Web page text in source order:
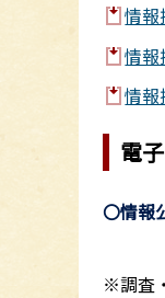
情報
情報
情報
電
〇情報
※調査